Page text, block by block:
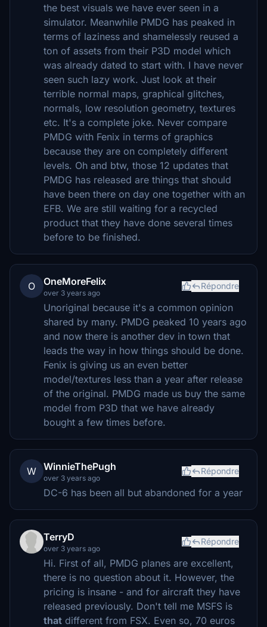
the best visuals we have ever seen in a
simulator. Meanwhile PMDG has peaked in
terms of laziness and shamelessly reused a
ton of assets from their P3D model which
was already dated to start with. I have never
seen such lazy work. Just look at their
terrible normal maps, graphical glitches,
normals, low resolution geometry, textures
etc. It's a complete joke. Never compare
PMDG with Fenix in terms of graphics
because they are on completely different
levels. Oh and btw, those 12 updates that
PMDG has released are things that should
have been there on day one together with an
EFB. We are still waiting for a recycled
product that they have done several times
before to be finished.
O OneMoreFelix
over 3 years ago
Répondre
Unoriginal because it's a common opinion
shared by many. PMDG peaked 10 years ago
and now there is another dev in town that
leads the way in how things should be done.
Fenix is giving us an even better
model/textures less than a year after release
of the original. PMDG made us buy the same
model from P3D that we have already
bought a few times before.
W WinnieThePugh
over 3 years ago
Répondre
DC-6 has been all but abandoned for a year
TerryD
over 3 years ago
Répondre
Hi. First of all, PMDG planes are excellent,
there is no question about it. However, the
pricing is insane - and for aircraft they have
released previously. Don't tell me MSFS is
that different from FSX. Even so, 70 euros